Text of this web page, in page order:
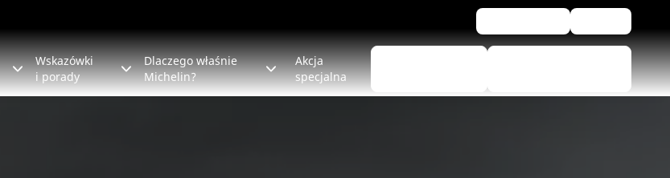
Wskazówki
i porady
Dlaczego właśnie
Michelin?
Akcja
specjalna